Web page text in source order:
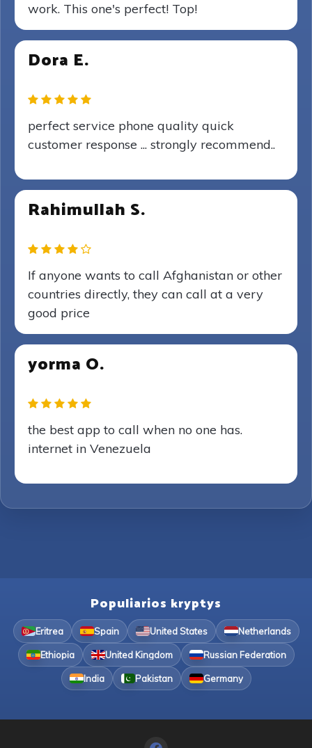
work. This one's perfect! Top!
Dora E.
perfect service phone quality quick
customer response ... strongly recommend..
Rahimullah S.
If anyone wants to call Afghanistan or other
countries directly, they can call at a very
good price
yorma O.
the best app to call when no one has.
internet in Venezuela
Populiarios kryptys
Eritrea Spain United States Netherlands
Ethiopia United Kingdom Russian Federation
India Pakistan Germany